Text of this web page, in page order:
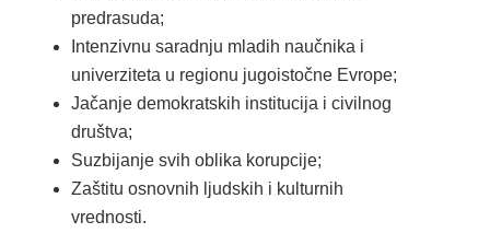
predrasuda;
Intenzivnu saradnju mladih naučnika i
univerziteta u regionu jugoistočne Evrope;
Jačanje demokratskih institucija i civilnog
društva;
Suzbijanje svih oblika korupcije;
Zaštitu osnovnih ljudskih i kulturnih
vrednosti.